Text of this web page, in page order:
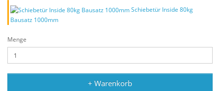
Schiebetür Inside 80kg
Bausatz 1000mm
Menge
+ Warenkorb